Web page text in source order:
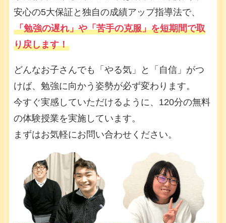
安心の5大保証と独自の成績アップ指導法で、
「勉強の遅れ」や「苦手の克服」を短期間で取
り戻します！
どんなお子さんでも「やる気」と「自信」がつ
けば、勉強に向かう姿勢が必ず変わります。
今すぐ実感していただけるように、120分の無料
の体験授業を実施しています。
まずはお気軽にお問い合わせください。